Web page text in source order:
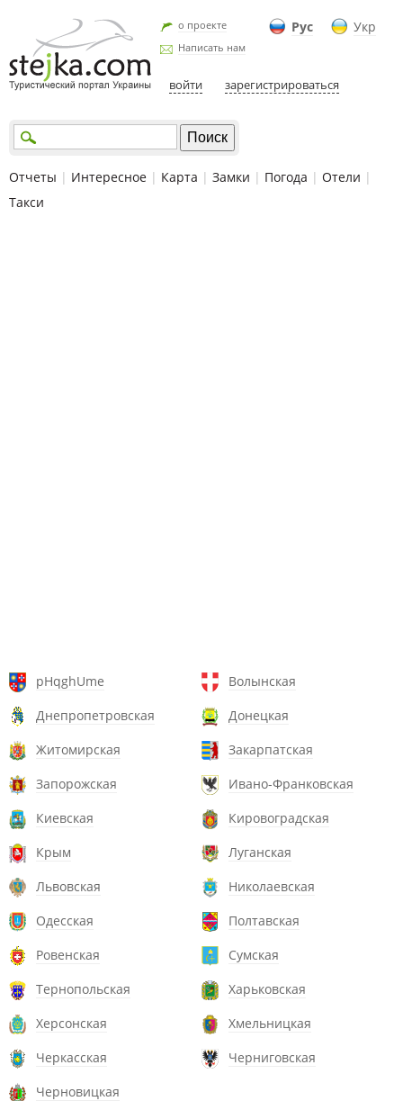
Рус Укр
о проекте
Написать нам
войти зарегистрироваться
Отчеты | Интересное | Карта | Замки | Погода | Отели |
Такси
pHqghUme
Волынская
Днепропетровская
Донецкая
Житомирская
Закарпатская
Запорожская
Ивано-Франковская
Киевская
Кировоградская
Крым
Луганская
Львовская
Николаевская
Одесская
Полтавская
Ровенская
Сумская
Тернопольская
Харьковская
Херсонская
Хмельницкая
Черкасская
Черниговская
Черновицкая